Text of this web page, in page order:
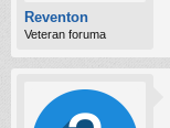
Reventon
Veteran foruma